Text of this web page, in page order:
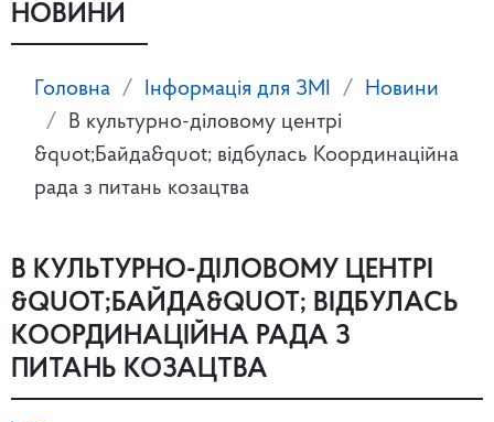
НОВИНИ
Головна Інформація для ЗМІ
Новини
В культурно-діловому центрі
&quot;Байда&quot; відбулась Координаційна
рада з питань козацтва
В КУЛЬТУРНО-ДІЛОВОМУ ЦЕНТРІ
&QUOT;БАЙДА&QUOT; ВІДБУЛАСЬ
КООРДИНАЦІЙНА РАДА З
ПИТАНЬ КОЗАЦТВА